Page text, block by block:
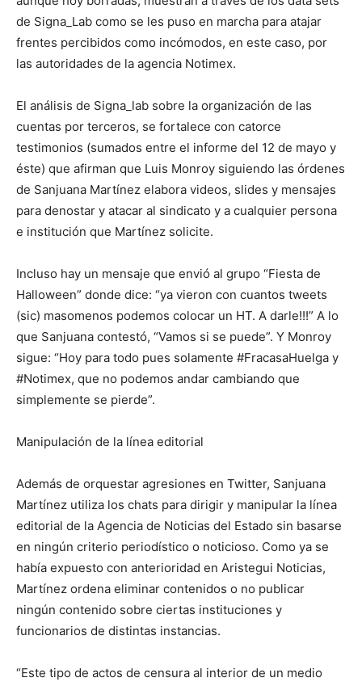
de Signa_Lab como se les puso en marcha para atajar
frentes percibidos como incómodos, en este caso, por
las autoridades de la agencia Notimex.
El análisis de Signa_lab sobre la organización de las
cuentas por terceros, se fortalece con catorce
testimonios (sumados entre el informe del 12 de mayo y
éste) que afirman que Luis Monroy siguiendo las órdenes
de Sanjuana Martínez elabora videos, slides y mensajes
para denostar y atacar al sindicato y a cualquier persona
e institución que Martínez solicite.
Incluso hay un mensaje que envió al grupo “Fiesta de
Halloween” donde dice: “ya vieron con cuantos tweets
(sic) masomenos podemos colocar un HT. A darle!!!” A lo
que Sanjuana contestó, “Vamos si se puede”. Y Monroy
sigue: “Hoy para todo pues solamente #FracasaHuelga y
#Notimex, que no podemos andar cambiando que
simplemente se pierde”.
Manipulación de la línea editorial
Además de orquestar agresiones en Twitter, Sanjuana
Martínez utiliza los chats para dirigir y manipular la línea
editorial de la Agencia de Noticias del Estado sin basarse
en ningún criterio periodístico o noticioso. Como ya se
había expuesto con anterioridad en Aristegui Noticias,
Martínez ordena eliminar contenidos o no publicar
ningún contenido sobre ciertas instituciones y
funcionarios de distintas instancias.
“Este tipo de actos de censura al interior de un medio